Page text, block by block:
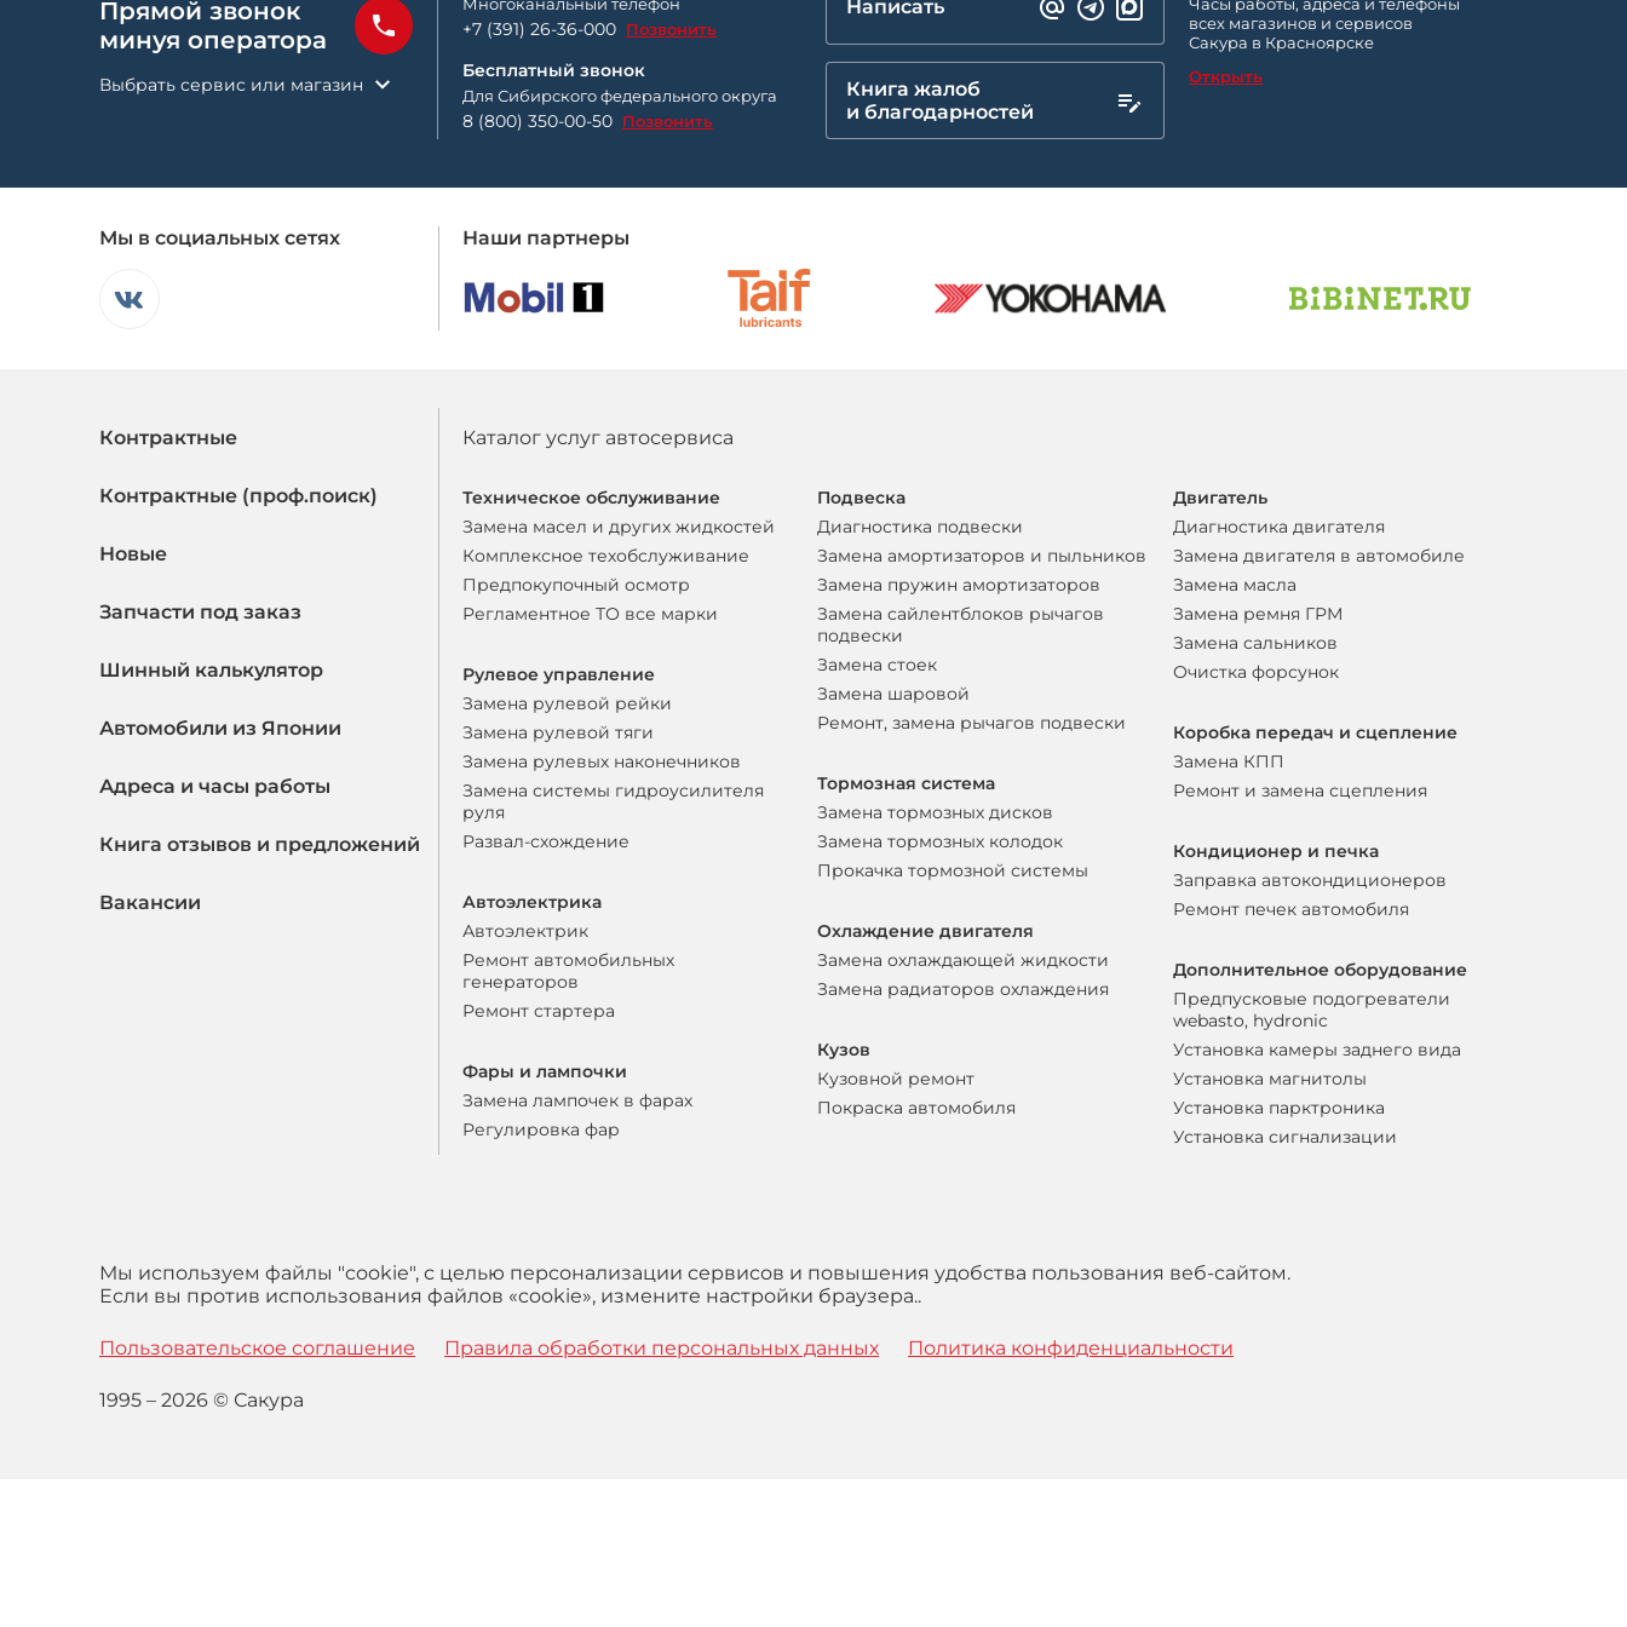
Прямой звонок
минуя оператора
Выбрать сервис или магазин
+7 (391) 26-36-000 Позвонить
Бесплатный звонок
Для Сибирского федерального округа
8 (800) 350-00-50 Позвонить
Написать
Книга жалоб
и благодарностей
всех магазинов и сервисов
Сакура в Красноярске
Открыть
Мы в социальных сетях Наши партнеры
Контрактные
Контрактные (проф.поиск)
Новые
Запчасти под заказ
Шинный калькулятор
Автомобили из Японии
Адреса и часы работы
Книга отзывов и предложений
Вакансии
Каталог услуг автосервиса
Техническое обслуживание
Замена масел и других жидкостей
Комплексное техобслуживание
Предпокупочный осмотр
Регламентное ТО все марки
Рулевое управление
Замена рулевой рейки
Замена рулевой тяги
Замена рулевых наконечников
Замена системы гидроусилителя
руля
Развал-схождение
Автоэлектрика
Автоэлектрик
Ремонт автомобильных
генераторов
Ремонт стартера
Фары и лампочки
Замена лампочек в фарах
Регулировка фар
Подвеска
Диагностика подвески
Замена амортизаторов и пыльников
Замена пружин амортизаторов
Замена сайлентблоков рычагов
подвески
Замена стоек
Замена шаровой
Ремонт, замена рычагов подвески
Тормозная система
Замена тормозных дисков
Замена тормозных колодок
Прокачка тормозной системы
Охлаждение двигателя
Замена охлаждающей жидкости
Замена радиаторов охлаждения
Кузов
Кузовной ремонт
Покраска автомобиля
Двигатель
Диагностика двигателя
Замена двигателя в автомобиле
Замена масла
Замена ремня ГРМ
Замена сальников
Очистка форсунок
Коробка передач и сцепление
Замена КПП
Ремонт и замена сцепления
Кондиционер и печка
Заправка автокондиционеров
Ремонт печек автомобиля
Дополнительное оборудование
Предпусковые подогреватели
webasto, hydronic
Установка камеры заднего вида
Установка магнитолы
Установка парктроника
Установка сигнализации
Мы используем файлы "cookie", с целью персонализации сервисов и повышения удобства пользования веб-сайтом.
Если вы против использования файлов «cookie», измените настройки браузера..
Пользовательское соглашение Правила обработки персональных данных Политика конфиденциальности
1995 – 2026 © Сакура